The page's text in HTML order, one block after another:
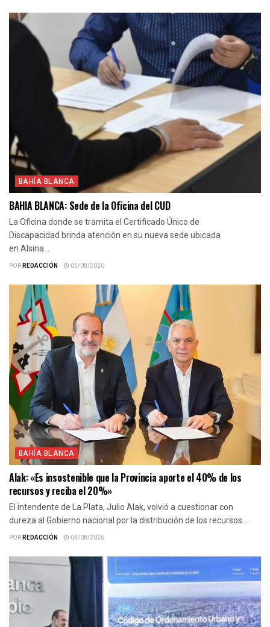
BAHÍA BLANCA
BAHIA BLANCA: Sede de la Oficina del CUD
La Oficina donde se tramita el Certificado Único de
Discapacidad brinda atención en su nueva sede ubicada
en Alsina...
PORREDACCIÓN 05/08/2026
BAHÍA BLANCA
Alak: «Es insostenible que la Provincia aporte el 40% de los
recursos y reciba el 20%»
El intendente de La Plata, Julio Alak, volvió a cuestionar con
dureza al Gobierno nacional por la distribución de los recursos...
PORREDACCIÓN 04/08/2026